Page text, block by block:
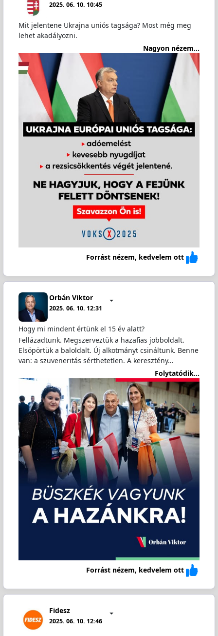
2025. 06. 10. 10:45
Mit jelentene Ukrajna uniós tagsága? Most még meg
lehet akadályozni.
Nagyon nézem...
Forrást nézem, kedvelem ott
Orbán Viktor
2025. 06. 10. 12:31
Hogy mi mindent értünk el 15 év alatt?
Fellázadtunk. Megszerveztük a hazafias jobboldalt.
Elsöpörtük a baloldalt. Új alkotmányt csináltunk. Benne
van: a szuveneritás sérthetetlen. A keresztény…
Folytatódik...
Forrást nézem, kedvelem ott
Fidesz
2025. 06. 10. 12:46